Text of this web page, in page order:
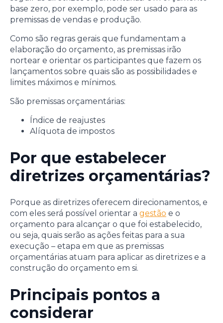
base zero, por exemplo, pode ser usado para as
premissas de vendas e produção.
Como são regras gerais que fundamentam a
elaboração do orçamento, as premissas irão
nortear e orientar os participantes que fazem os
lançamentos sobre quais são as possibilidades e
limites máximos e mínimos.
São premissas orçamentárias:
Índice de reajustes
Alíquota de impostos
Por que estabelecer
diretrizes orçamentárias?
Porque as diretrizes oferecem direcionamentos, e
com eles será possível orientar a gestão e o
orçamento para alcançar o que foi estabelecido,
ou seja, quais serão as ações feitas para a sua
execução – etapa em que as premissas
orçamentárias atuam para aplicar as diretrizes e a
construção do orçamento em si.
Principais pontos a
considerar